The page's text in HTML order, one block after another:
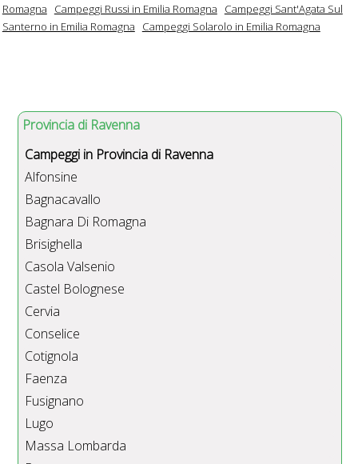
Romagna
Campeggi Russi in Emilia Romagna
Campeggi Sant'Agata Sul
Santerno in Emilia Romagna
Campeggi Solarolo in Emilia Romagna
Provincia di Ravenna
Campeggi in Provincia di Ravenna
Alfonsine
Bagnacavallo
Bagnara Di Romagna
Brisighella
Casola Valsenio
Castel Bolognese
Cervia
Conselice
Cotignola
Faenza
Fusignano
Lugo
Massa Lombarda